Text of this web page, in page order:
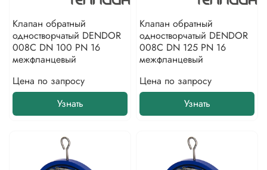
Клапан обратный
одностворчатый DENDOR
008С DN 100 PN 16
межфланцевый
Цена по запросу
Узнать
Клапан обратный
одностворчатый DENDOR
008С DN 125 PN 16
межфланцевый
Цена по запросу
Узнать